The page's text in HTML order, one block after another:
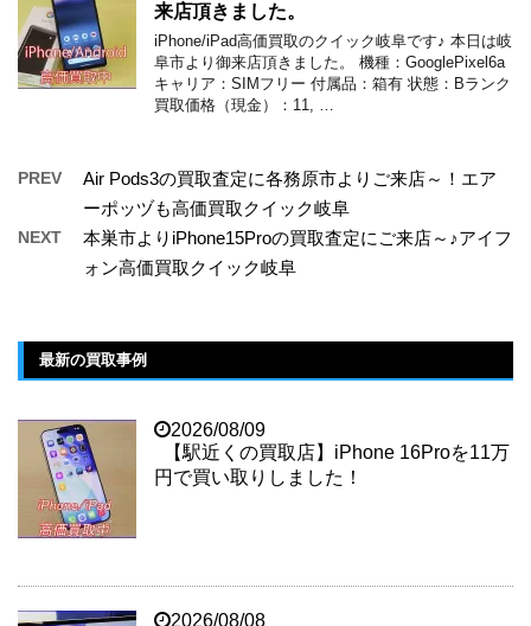
来店頂きました。
iPhone/iPad高価買取のクイック岐阜です♪ 本日は岐
阜市より御来店頂きました。 機種：GooglePixel6a
キャリア：SIMフリー 付属品：箱有 状態：Bランク
買取価格（現金）：11, …
PREV
Air Pods3の買取査定に各務原市よりご来店～！エア
ーポッヅも高価買取クイック岐阜
NEXT
本巣市よりiPhone15Proの買取査定にご来店～♪アイフ
ォン高価買取クイック岐阜
最新の買取事例
2026/08/09
【駅近くの買取店】iPhone 16Proを11万
円で買い取りしました！
2026/08/08